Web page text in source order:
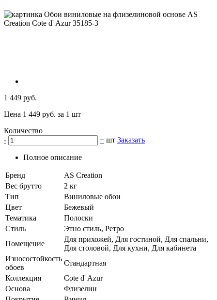
1 449 руб.
Цена 1 449 руб. за 1 шт
Количество
-
+ шт Заказать
Полное описание
Бренд
AS Creation
Вес брутто
2 кг
Тип
Виниловые обои
Цвет
Бежевый
Тематика
Полоски
Стиль
Этно стиль, Ретро
Помещение
Для прихожей, Для гостиной, Для спальни,
Для столовой, Для кухни, Для кабинета
Износостойкость
обоев
Стандартная
Коллекция
Cote d' Azur
Основа
Флизелин